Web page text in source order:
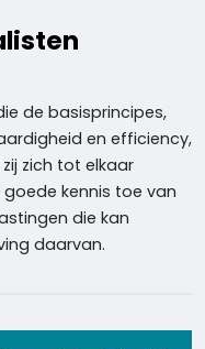
de basisprincipes,
en efficiency,
zich tot elkaar
kennis toe van
die kan
daarvan.